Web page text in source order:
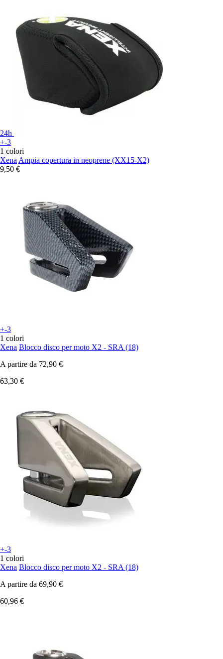
24h
+-3
1 colori
Xena Ampia copertura in neoprene (XX15-X2)
9,50 €
+-3
1 colori
Xena Blocco disco per moto X2 - SRA (18)
A partire da 72,90 €
63,30 €
+-3
1 colori
Xena Blocco disco per moto X2 - SRA (18)
A partire da 69,90 €
60,96 €